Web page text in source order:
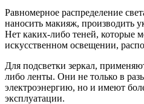
Равномерное распределение
наносить макияж, производить
Нет каких-либо теней, которые
искусственном освещении,
Для подсветки зеркал,
либо ленты. Они не только в
электроэнергию, но и имеют
эксплуатации.